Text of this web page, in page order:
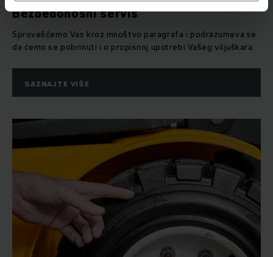
Bezbedonosni servis
Sprovešćemo Vas kroz mnoštvo paragrafa i podrazumeva se
da ćemo se pobrinuti i o propisnoj upotrebi Vašeg viljuškara.
SAZNAJTE VIŠE